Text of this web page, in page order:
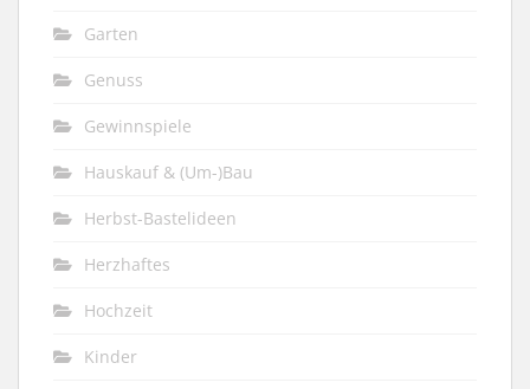
Garten
Genuss
Gewinnspiele
Hauskauf & (Um-)Bau
Herbst-Bastelideen
Herzhaftes
Hochzeit
Kinder